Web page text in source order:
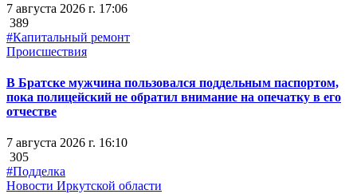
7 августа 2026 г. 17:06
389
#Капитальный ремонт
Происшествия
В Братске мужчина пользовался поддельным паспортом,
пока полицейский не обратил внимание на опечатку в его
отчестве
7 августа 2026 г. 16:10
305
#Подделка
Новости Иркутской области